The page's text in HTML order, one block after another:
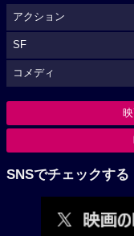
アクション
SF
コメディ
SNSでチェックする